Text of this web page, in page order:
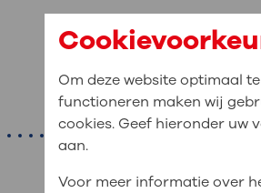
Om deze website optimaal
functioneren maken wij
cookies. Geef hieronder uw
aan.
Voor meer informatie over